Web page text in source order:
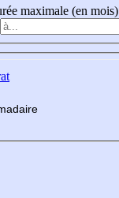
maximale (en mois)